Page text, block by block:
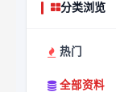
分类浏览
热门
全部资料